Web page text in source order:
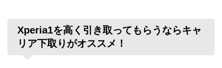
Xperia1を高く引き取ってもらうならキャ
リア下取りがオススメ！